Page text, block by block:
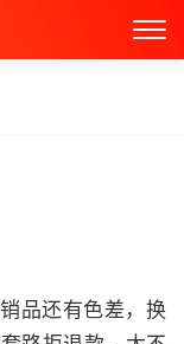
品还有色差，换